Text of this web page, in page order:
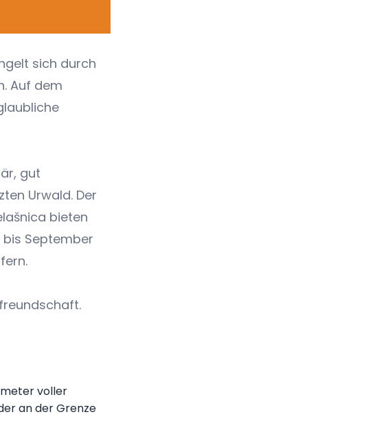
sich durch
Auf dem
gut
Urwald. Der
bieten
September
voller
an der Grenze